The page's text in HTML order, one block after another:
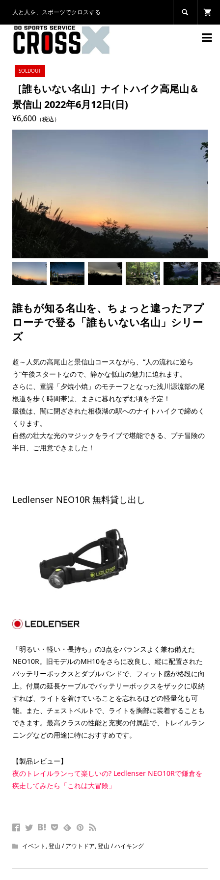
人と人を、スポーツでクロスする 

SOLDOUT
［誰もいない名山］ナイトハイク高尾山＆
景信山 2022年6月12日(日)
¥6,600（税込）
誰もが知る名山を、ちょっと違ったアプ
ローチで登る「誰もいない名山」シリー
ズ
超～人気の高尾山と景信山コースながら、“人の流れに逆ら
う”午後スタートなので、静かな低山の魅力に迫れます。
さらに、童謡「夕焼小焼」のモチーフとなった浅川源流部の尾
根道を歩く時間帯は、まさに暮れなずむ頃を予定！
最後は、闇に閉ざされた相模湖の駅へのナイトハイクで締めく
くります。
自然の壮大な光のマジックをライブで堪能できる、プチ冒険の
半日、ご用意できました！
Ledlenser NEO10R 無料貸し出し
「明るい・軽い・長持ち」の3点をバランスよく兼ね備えた
NEO10R。旧モデルのMH10をさらに改良し、縦に配置された
バッテリーボックスとダブルバンドで、フィット感が格段に向
上。付属の延長ケーブルでバッテリーボックスをザックに収納
すれば、ライトを着けていることを忘れるほどの軽量化も可
能。また、チェストベルトで、ライトを胸部に装着することも
できます。最高クラスの性能と充実の付属品で、トレイルラン
ニングなどの用途に特におすすめです。
【製品レビュー】
夜のトレイルランって楽しいの? Ledlenser NEO10Rで鎌倉を
疾走してみたら「これは大冒険」
イベント ,登山 / アウトドア,登山 / ハイキング